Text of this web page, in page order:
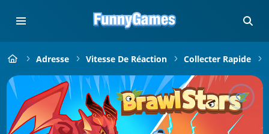
Adresse Vitesse De Réaction Collecter Rapide